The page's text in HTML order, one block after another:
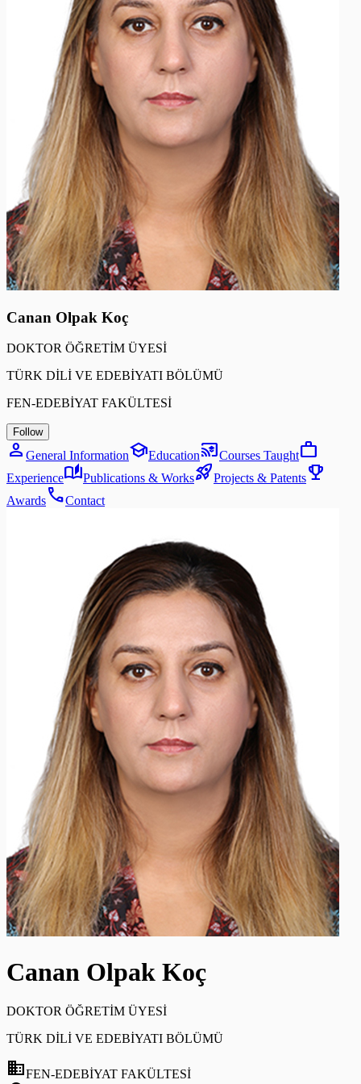
Canan Olpak Koç
DOKTOR ÖĞRETİM ÜYESİ
TÜRK DİLİ VE EDEBİYATI BÖLÜMÜ
FEN-EDEBİYAT FAKÜLTESİ
Follow
person General InformationschoolEducationcast_for_educationCourses Taughtwork
Experienceauto_storiesPublications & Worksrocket_launchProjects & Patentsemoji_events
AwardscallContact
Canan Olpak Koç
DOKTOR ÖĞRETİM ÜYESİ
TÜRK DİLİ VE EDEBİYATI BÖLÜMÜ
domainFEN-EDEBİYAT FAKÜLTESİ